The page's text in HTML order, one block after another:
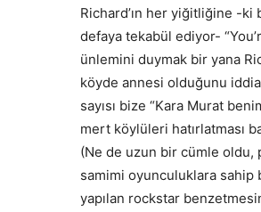
Richard’ın her yiğitliğine -ki
defaya tekabül ediyor-
ünlemini duymak bir yana
köyde annesi olduğunu iddia
sayısı bize “Kara Murat
mert köylüleri hatırlatması
(Ne de uzun bir cümle oldu,
samimi oyunculuklara sahip
yapılan rockstar